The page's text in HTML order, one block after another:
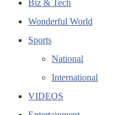
Biz & Tech
Wonderful World
Sports
National
International
VIDEOS